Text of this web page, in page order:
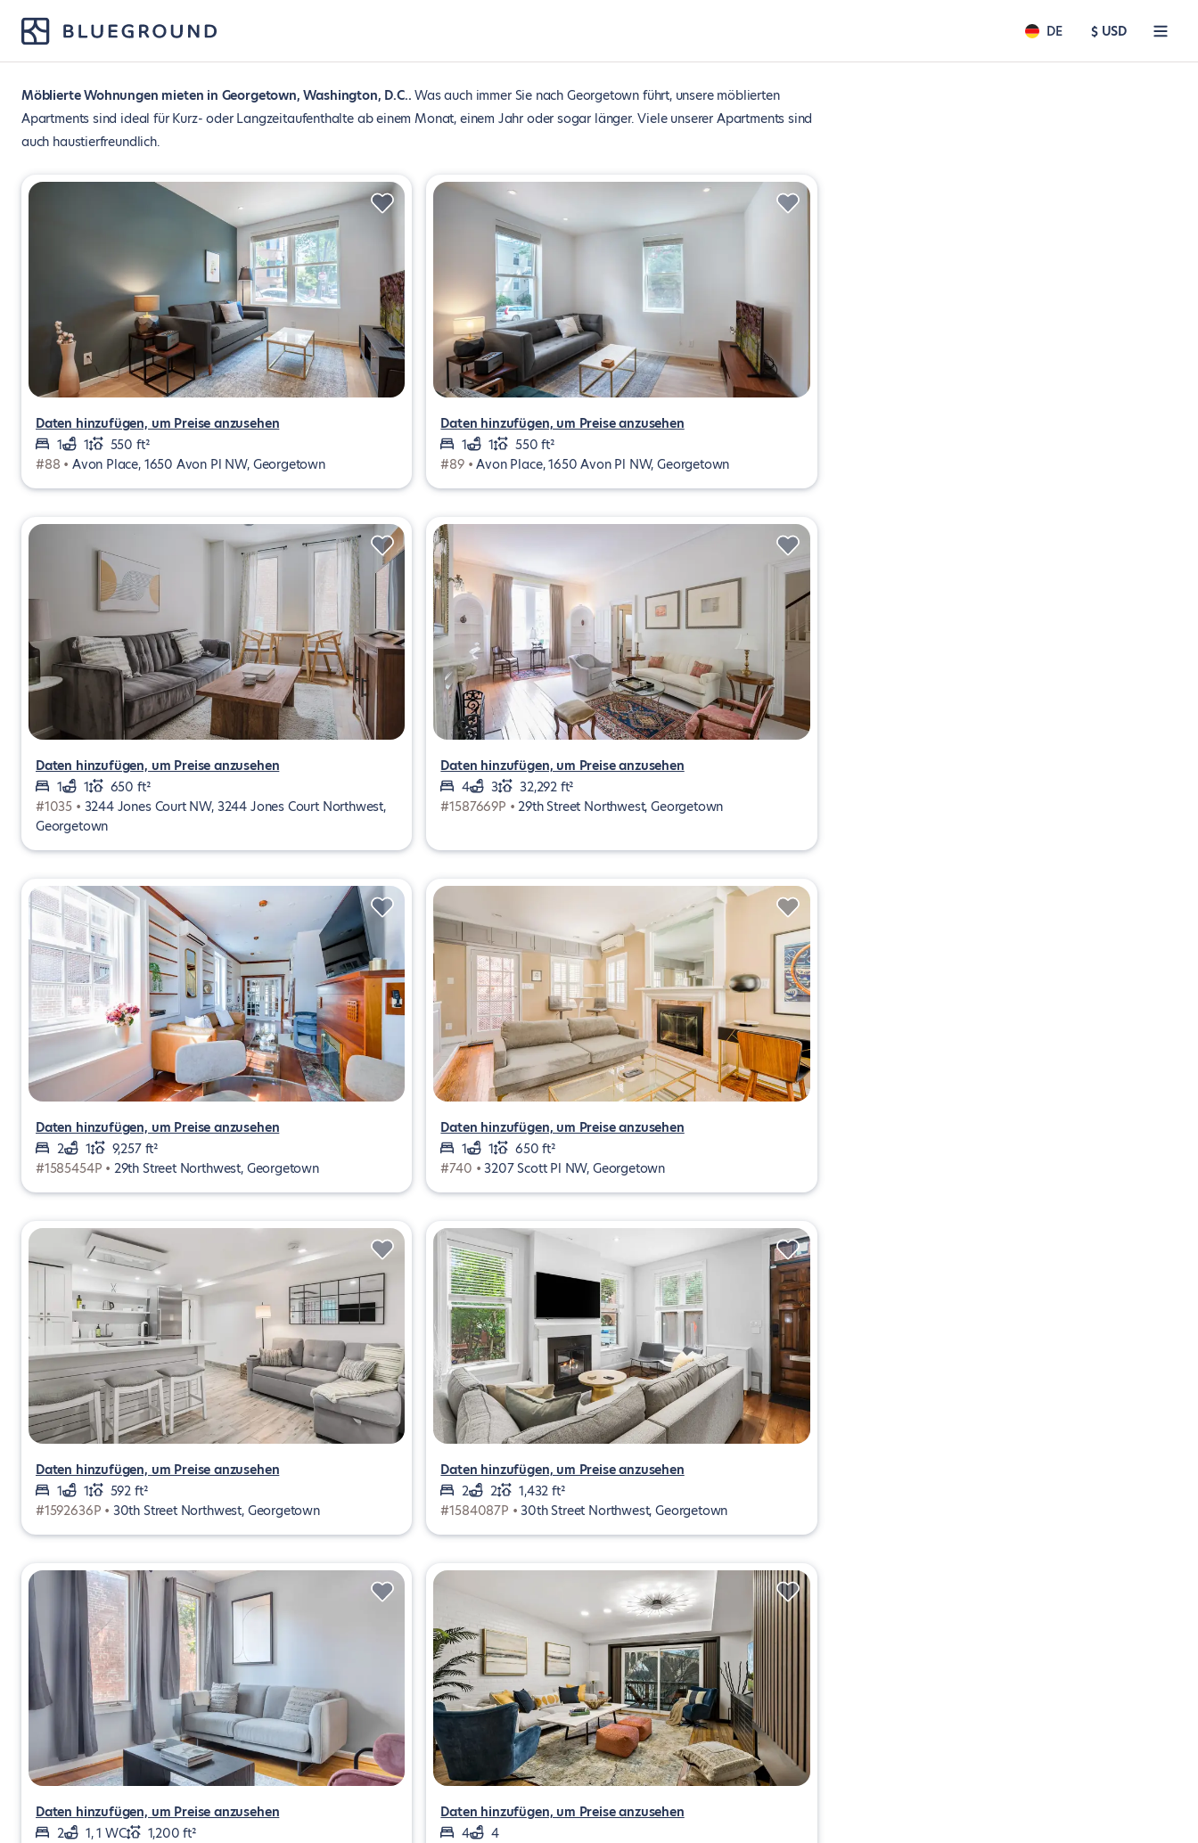
DE $ USD
Möblierte Wohnungen mieten in Georgetown, Washington, D.C. Was auch immer Sie nach Georgetown führt, unsere möblierten
Apartments sind ideal für Kurz- oder Langzeitaufenthalte ab einem Monat, einem Jahr oder sogar länger. Viele unserer Apartments sind
auch haustierfreundlich.
Daten hinzufügen, um Preise anzusehen
1
1
550 ft²
#88 • Avon Place, 1650 Avon Pl NW, Georgetown
Daten hinzufügen, um Preise anzusehen
1
1
550 ft²
#89 •Avon Place, 1650 Avon Pl NW, Georgetown
Daten hinzufügen, um Preise anzusehen
1
1
650 ft²
#1035 • 3244 Jones Court NW, 3244 Jones Court Northwest,
Georgetown
Daten hinzufügen, um Preise anzusehen
4
3
32,292 ft²
#1587669P •29th Street Northwest, Georgetown
Daten hinzufügen, um Preise anzusehen
2
1
9,257 ft²
#1585454P • 29th Street Northwest, Georgetown
Daten hinzufügen, um Preise anzusehen
1
1
650 ft²
#740 •3207 Scott Pl NW, Georgetown
Daten hinzufügen, um Preise anzusehen
1
1
592 ft²
#1592636P • 30th Street Northwest, Georgetown
Daten hinzufügen, um Preise anzusehen
2
2
1,432 ft²
#1584087P •30th Street Northwest, Georgetown
Daten hinzufügen, um Preise anzusehen
2
1, 1 WC
1,200 ft²
Daten hinzufügen, um Preise anzusehen
4
4